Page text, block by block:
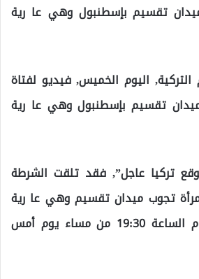
تقسيم بإسطنبول وهي عا رية
التركية, اليوم الخميس, فيديو لفتاة
تقسيم بإسطنبول وهي عا رية
تركيا عاجل”, فقد تلقت الشرطة
امرأة تجوب ميدان تقسيم وهي عا رية
تماماً, وذلك في تمام الساعة 19:30 من مساء يوم أمس